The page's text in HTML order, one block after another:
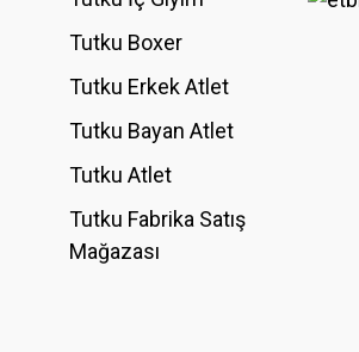
Tutku Boxer
Tutku Erkek Atlet
Tutku Bayan Atlet
Tutku Atlet
Tutku Fabrika Satış
Mağazası